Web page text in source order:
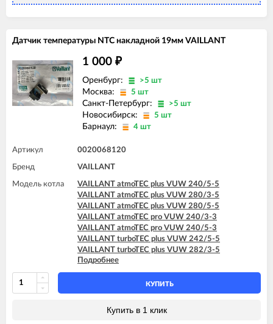
Датчик температуры NTC накладной 19мм VAILLANT
1 000 ₽
Оренбург: >5 шт
Москва: 5 шт
Санкт-Петербург: >5 шт
Новосибирск: 5 шт
Барнаул: 4 шт
Артикул 0020068120
Бренд VAILLANT
Модель котла
VAILLANT atmoTEC plus VUW 240/5-5
VAILLANT atmoTEC plus VUW 280/3-5
VAILLANT atmoTEC plus VUW 280/5-5
VAILLANT atmoTEC pro VUW 240/3-3
VAILLANT atmoTEC pro VUW 240/5-3
VAILLANT turboTEC plus VUW 242/5-5
VAILLANT turboTEC plus VUW 282/3-5
VAILLANT turboTEC plus VUW 282/5-5
VAILLANT turboTEC plus VUW 322/3-5
VAILLANT turboTEC plus VUW 362/3-5
VAILLANT turboTEC pro VUW 242/3-3
Подробнее
КУПИТЬ
Купить в 1 клик